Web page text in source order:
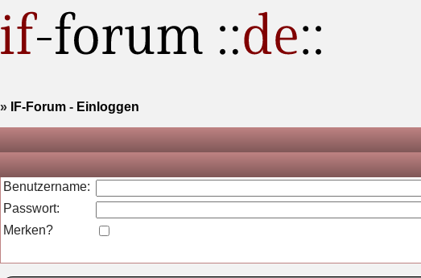
» IF-Forum - Einloggen
Benutzername:
Passwort:
Merken?